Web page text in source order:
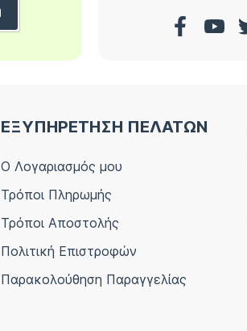
ΕΞΥΠΗΡΕΤΗΣΗ ΠΕΛΑΤΩΝ
Ο Λογαριασμός μου
Τρόποι Πληρωμής
Τρόποι Αποστολής
Πολιτική Επιστροφών
Παρακολούθηση Παραγγελίας